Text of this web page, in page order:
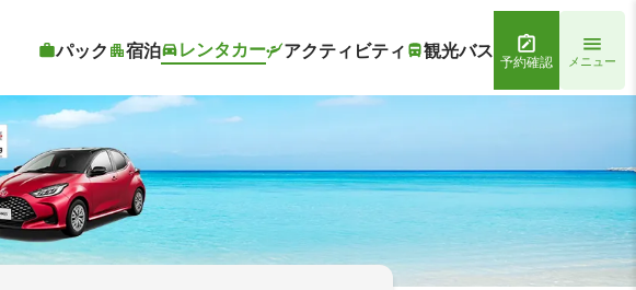
パック 宿泊 レンタカー アクティビティ 観光バス 予約確認 メニュー